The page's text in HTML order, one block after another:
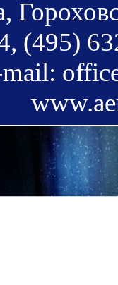
(495)